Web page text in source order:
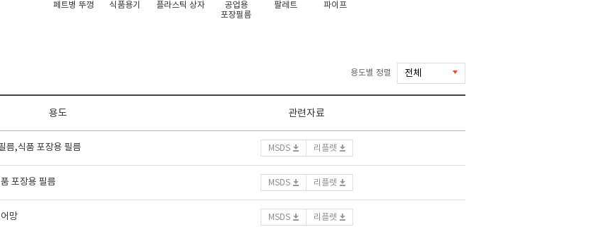
페트병 뚜껑 식품용기 플라스틱 상자
공업용
포장필름
팔레트 파이프
용도별 정렬
용도 관련자료
름,식품 포장용 필름 MSDS 리플렛
포장용 필름 MSDS 리플렛
망 MSDS 리플렛